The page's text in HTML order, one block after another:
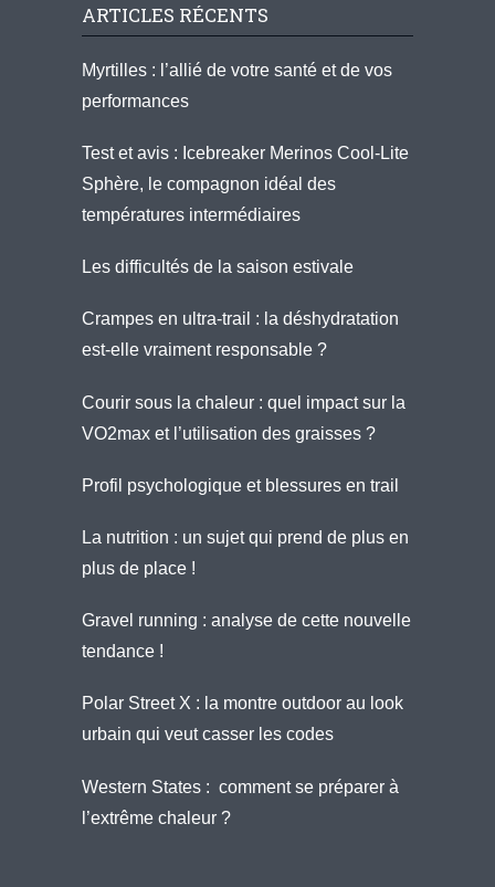
ARTICLES RÉCENTS
Myrtilles : l’allié de votre santé et de vos
performances
Test et avis : Icebreaker Merinos Cool-Lite
Sphère, le compagnon idéal des
températures intermédiaires
Les difficultés de la saison estivale
Crampes en ultra-trail : la déshydratation
est-elle vraiment responsable ?
Courir sous la chaleur : quel impact sur la
VO2max et l’utilisation des graisses ?
Profil psychologique et blessures en trail
La nutrition : un sujet qui prend de plus en
plus de place !
Gravel running : analyse de cette nouvelle
tendance !
Polar Street X : la montre outdoor au look
urbain qui veut casser les codes
Western States : comment se préparer à
l’extrême chaleur ?